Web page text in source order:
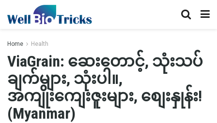
Home Health
ViaGrain: ဆေးတောင့်, သုံးသပ်
ချက်များ, သုံးပါ။,
အကျိုးကျေးဇူးများ, စျေးနှုန်း!
(Myanmar)